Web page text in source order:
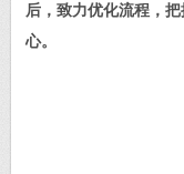
后，致力优化流程，
心。